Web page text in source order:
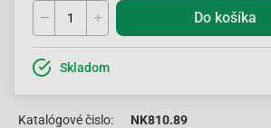
Do košíka
Skladom
Katalógové čislo: NK810.89